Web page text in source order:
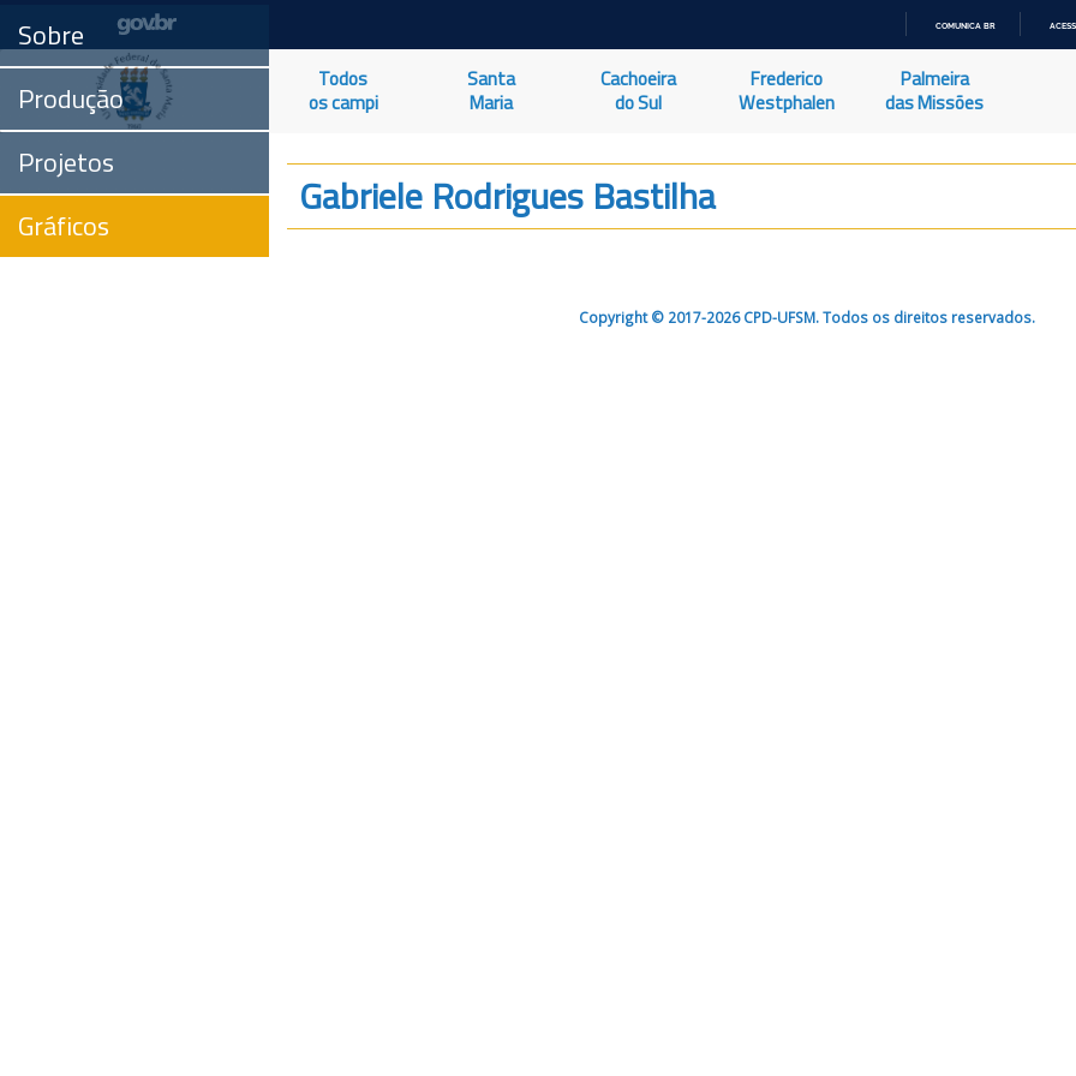
O
COMUNICA BR
Todos
os campi
Santa
Maria
Cachoeira
do Sul
Frederico
Westphalen
Palmeira
das Missões
Sobre
Produção
Projetos
Gráficos
Gabriele Rodrigues Bastilha
Copyright © 2017-2026 CPD-UFSM. Todos os direitos reservados.